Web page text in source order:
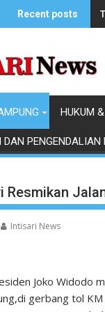
Recent posts
HUKUM
DAN
Resmikan
Intisari News
Joko
gerbang tol